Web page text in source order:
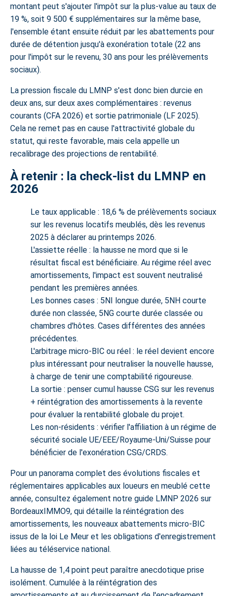
montant peut s'ajouter l'impôt sur la plus-value au taux de
19 %, soit 9 500 € supplémentaires sur la même base,
l'ensemble étant ensuite réduit par les abattements pour
durée de détention jusqu'à exonération totale (22 ans
pour l'impôt sur le revenu, 30 ans pour les prélèvements
sociaux).
La pression fiscale du LMNP s'est donc bien durcie en
deux ans, sur deux axes complémentaires : revenus
courants (CFA 2026) et sortie patrimoniale (LF 2025).
Cela ne remet pas en cause l'attractivité globale du
statut, qui reste favorable, mais cela appelle un
recalibrage des projections de rentabilité.
À retenir : la check-list du LMNP en
2026
Le taux applicable : 18,6 % de prélèvements sociaux
sur les revenus locatifs meublés, dès les revenus
2025 à déclarer au printemps 2026.
L'assiette réelle : la hausse ne mord que si le
résultat fiscal est bénéficiaire. Au régime réel avec
amortissements, l'impact est souvent neutralisé
pendant les premières années.
Les bonnes cases : 5NI longue durée, 5NH courte
durée non classée, 5NG courte durée classée ou
chambres d'hôtes. Cases différentes des années
précédentes.
L'arbitrage micro-BIC ou réel : le réel devient encore
plus intéressant pour neutraliser la nouvelle hausse,
à charge de tenir une comptabilité rigoureuse.
La sortie : penser cumul hausse CSG sur les revenus
+ réintégration des amortissements à la revente
pour évaluer la rentabilité globale du projet.
Les non-résidents : vérifier l'affiliation à un régime de
sécurité sociale UE/EEE/Royaume-Uni/Suisse pour
bénéficier de l'exonération CSG/CRDS.
Pour un panorama complet des évolutions fiscales et
réglementaires applicables aux loueurs en meublé cette
année, consultez également notre guide LMNP 2026 sur
BordeauxIMMO9, qui détaille la réintégration des
amortissements, les nouveaux abattements micro-BIC
issus de la loi Le Meur et les obligations d'enregistrement
liées au téléservice national.
La hausse de 1,4 point peut paraître anecdotique prise
isolément. Cumulée à la réintégration des